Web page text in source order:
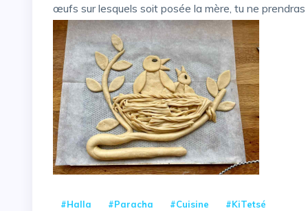
œufs sur lesquels soit posée la mère, tu ne
#Halla #Paracha #cuisine #KiTetsé